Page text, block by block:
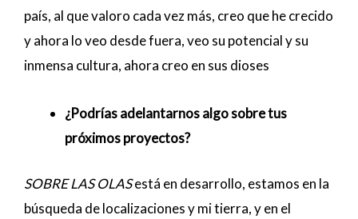
país, al que valoro cada vez más, creo que he crecido
y ahora lo veo desde fuera, veo su potencial y su
inmensa cultura, ahora creo en sus dioses
¿Podrías adelantarnos algo sobre tus
próximos proyectos?
SOBRE LAS OLASestá en desarrollo, estamos en la
búsqueda de localizaciones y mi tierra, y en el